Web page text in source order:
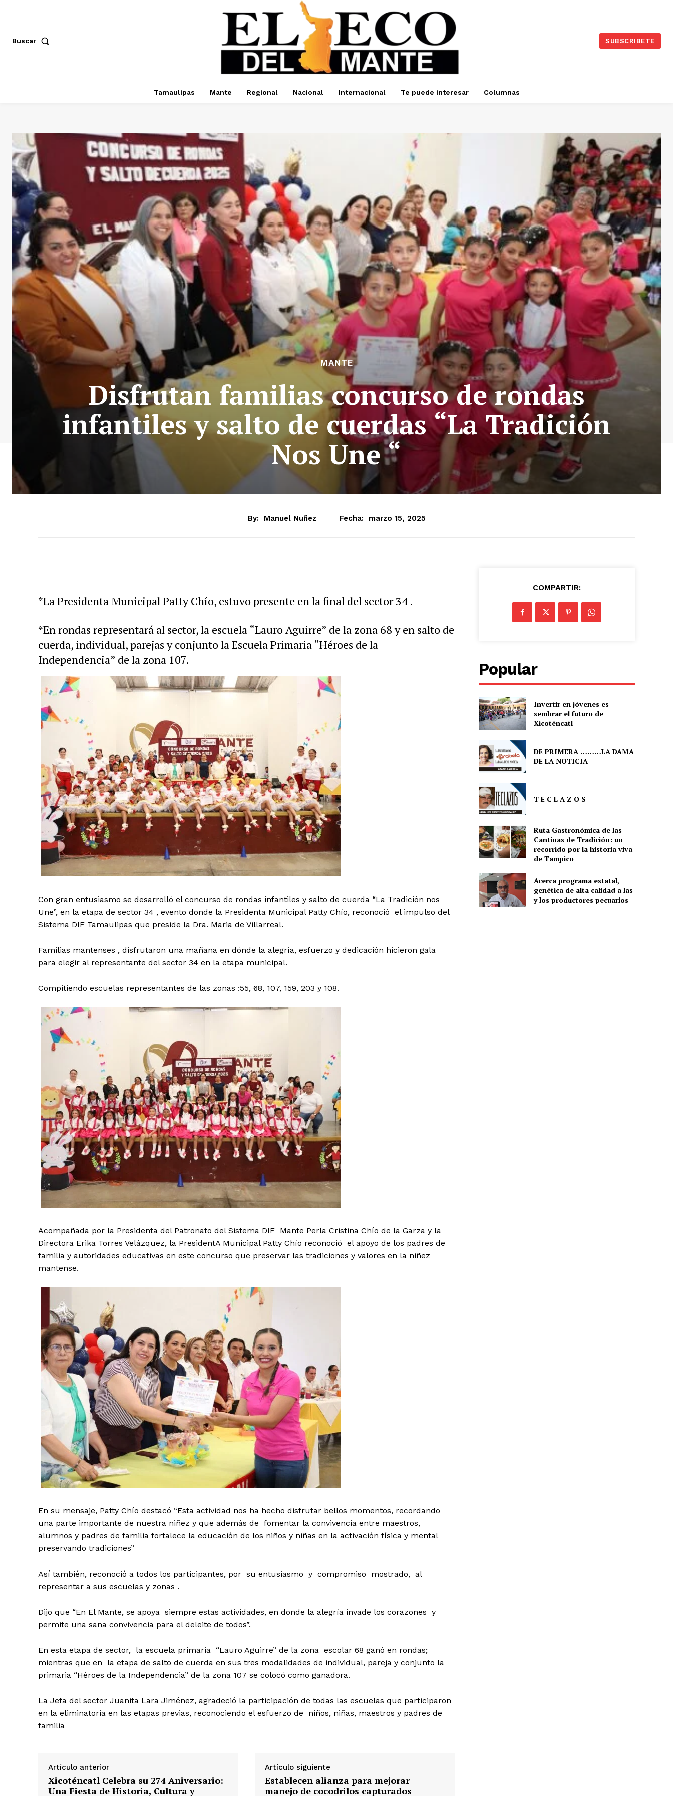
Buscar SUBSCRIBETE
Tamaulipas Mante Regional Nacional Internacional Te puede interesar Columnas
MANTE
Disfrutan familias concurso de rondas
infantiles y salto de cuerdas “La Tradición
Nos Une “
By: Manuel Nuñez Fecha: marzo 15, 2025
*La Presidenta Municipal Patty Chío, estuvo presente en la final del sector 34 .
*En rondas representará al sector, la escuela “Lauro Aguirre” de la zona 68 y en salto de
cuerda, individual, parejas y conjunto la Escuela Primaria “Héroes de la
Independencia” de la zona 107.
Con gran entusiasmo se desarrolló el concurso de rondas infantiles y salto de cuerda “La Tradición nos
Une”, en la etapa de sector 34 , evento donde la Presidenta Municipal Patty Chío, reconoció el impulso del
Sistema DIF Tamaulipas que preside la Dra. Maria de Villarreal.
Familias mantenses , disfrutaron una mañana en dónde la alegría, esfuerzo y dedicación hicieron gala
para elegir al representante del sector 34 en la etapa municipal.
Compitiendo escuelas representantes de las zonas :55, 68, 107, 159, 203 y 108.
Acompañada por la Presidenta del Patronato del Sistema DIF Mante Perla Cristina Chío de la Garza y la
Directora Erika Torres Velázquez, la PresidentA Municipal Patty Chío reconoció el apoyo de los padres de
familia y autoridades educativas en este concurso que preservar las tradiciones y valores en la niñez
mantense.
En su mensaje, Patty Chío destacó “Esta actividad nos ha hecho disfrutar bellos momentos, recordando
una parte importante de nuestra niñez y que además de fomentar la convivencia entre maestros,
alumnos y padres de familia fortalece la educación de los niños y niñas en la activación física y mental
preservando tradiciones”
Así también, reconoció a todos los participantes, por su entusiasmo y compromiso mostrado, al
representar a sus escuelas y zonas .
Dijo que “En El Mante, se apoya siempre estas actividades, en donde la alegría invade los corazones y
permite una sana convivencia para el deleite de todos”.
En esta etapa de sector, la escuela primaria “Lauro Aguirre” de la zona escolar 68 ganó en rondas;
mientras que en la etapa de salto de cuerda en sus tres modalidades de individual, pareja y conjunto la
primaria “Héroes de la Independencia” de la zona 107 se colocó como ganadora.
La Jefa del sector Juanita Lara Jiménez, agradeció la participación de todas las escuelas que participaron
en la eliminatoria en las etapas previas, reconociendo el esfuerzo de niños, niñas, maestros y padres de
familia
Artículo anterior
Xicoténcatl Celebra su 274 Aniversario:
Una Fiesta de Historia, Cultura y
Artículo siguiente
Establecen alianza para mejorar
manejo de cocodrilos capturados
COMPARTIR:
Popular
Invertir en jóvenes es
sembrar el futuro de
Xicoténcatl
DE PRIMERA ………LA DAMA
DE LA NOTICIA
T E C L A Z O S
Ruta Gastronómica de las
Cantinas de Tradición: un
recorrido por la historia viva
de Tampico
Acerca programa estatal,
genética de alta calidad a las
y los productores pecuarios